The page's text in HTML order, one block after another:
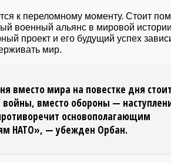
к переломному моменту. Стоит
военный альянс в мировой
проект и его будущий успех
мир.
вместо мира на повестке дня
вместо обороны —
основополагающим
НАТО», — убежден Орбан.